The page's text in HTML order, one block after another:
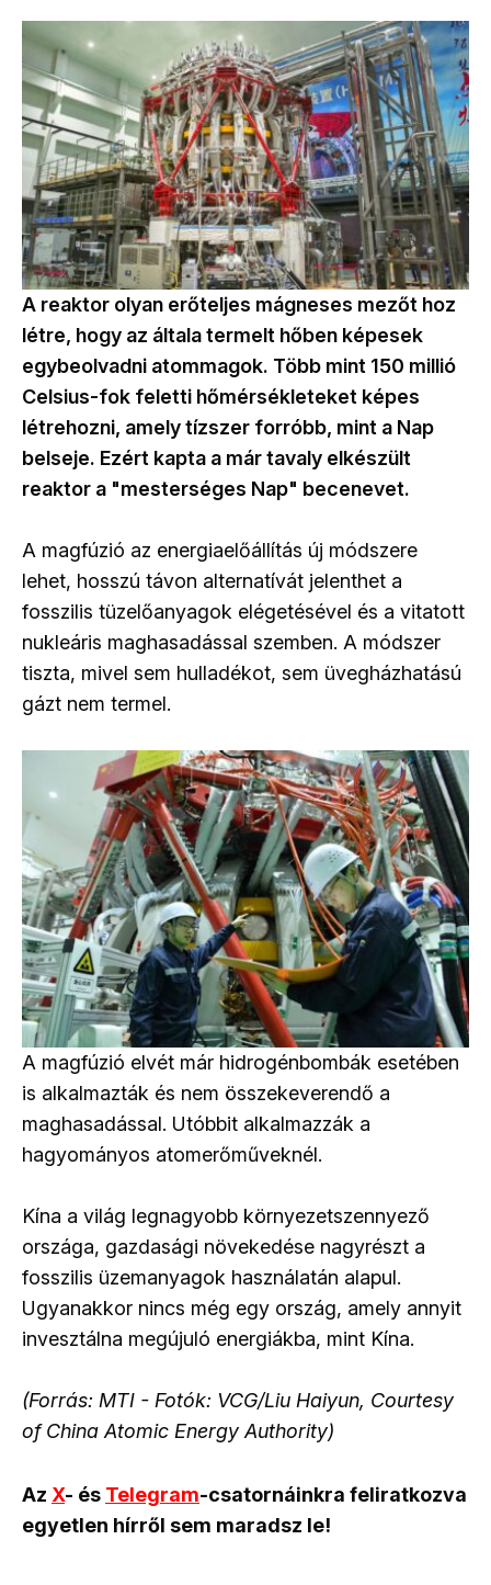
A reaktor olyan erőteljes mágneses mezőt hoz
létre, hogy az általa termelt hőben képesek
egybeolvadni atommagok. Több mint 150 millió
Celsius-fok feletti hőmérsékleteket képes
létrehozni, amely tízszer forróbb, mint a Nap
belseje. Ezért kapta a már tavaly elkészült
reaktor a "mesterséges Nap" becenevet.
A magfúzió az energiaelőállítás új módszere
lehet, hosszú távon alternatívát jelenthet a
fosszilis tüzelőanyagok elégetésével és a vitatott
nukleáris maghasadással szemben. A módszer
tiszta, mivel sem hulladékot, sem üvegházhatású
gázt nem termel.
A magfúzió elvét már hidrogénbombák esetében
is alkalmazták és nem összekeverendő a
maghasadással. Utóbbit alkalmazzák a
hagyományos atomerőműveknél.
Kína a világ legnagyobb környezetszennyező
országa, gazdasági növekedése nagyrészt a
fosszilis üzemanyagok használatán alapul.
Ugyanakkor nincs még egy ország, amely annyit
invesztálna megújuló energiákba, mint Kína.
(Forrás: MTI - Fotók: VCG/Liu Haiyun, Courtesy
of China Atomic Energy Authority)
Az X- és Telegram-csatornáinkra feliratkozva
egyetlen hírről sem maradsz le!